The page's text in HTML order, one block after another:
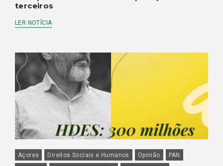
terceiros
LER NOTÍCIA
Açores Direitos Sociais e Humanos Opinião
PAN